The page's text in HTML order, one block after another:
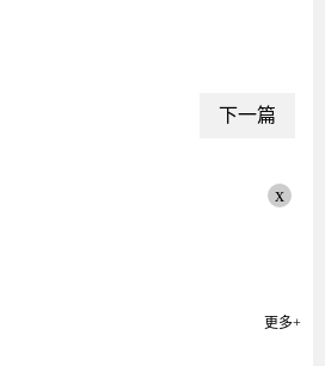
下一篇
x
更多+